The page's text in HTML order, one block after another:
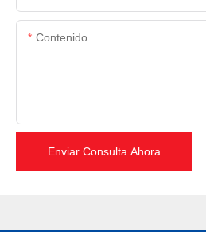
Contenido
Enviar Consulta Ahora